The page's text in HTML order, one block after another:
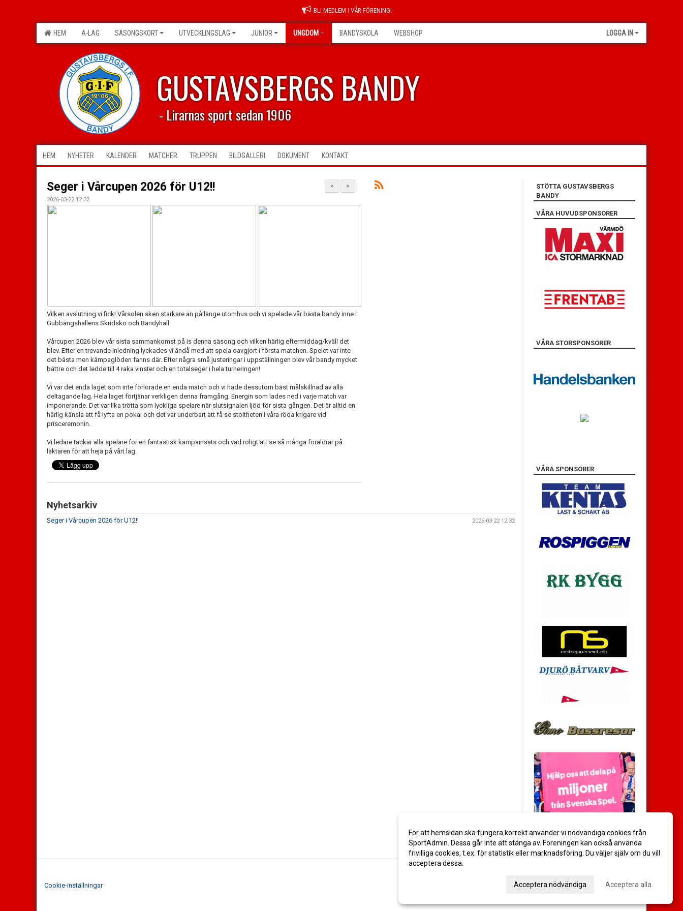
BLI MEDLEM I VÅR FÖRENING!
HEM A-LAG SÄSONGSKORT UTVECKLINGSLAG JUNIOR UNGDOM BANDYSKOLA WEBSHOP LOGGA IN
GUSTAVSBERGS BANDY
- Lirarnas sport sedan 1906
HEM NYHETER KALENDER MATCHER TRUPPEN BILDGALLERI DOKUMENT KONTAKT
>
<
Seger i Vårcupen 2026 för U12!!
2026-03-22 12:32
Vilken avslutning vi fick! Vårsolen sken starkare än på länge utomhus och vi spelade vår bästa bandy inne i
Gubbängshallens Skridsko och Bandyhall.
Vårcupen 2026 blev vår sista sammankomst på is denna säsong och vilken härlig eftermiddag/kväll det
blev. Efter en trevande inledning lyckades vi ändå med att spela oavgjort i första matchen. Spelet var inte
det bästa men kämpaglöden fanns där. Efter några små justeringar i uppställningen blev vår bandy mycket
bättre och det ledde till 4 raka vinster och en totalseger i hela turneringen!
Vi var det enda laget som inte förlorade en enda match och vi hade dessutom bäst målskillnad av alla
deltagande lag. Hela laget förtjänar verkligen denna framgång. Energin som lades ned i varje match var
imponerande. Det var lika trötta som lyckliga spelare när slutsignalen ljöd för sista gången. Det är alltid en
härlig känsla att få lyfta en pokal och det var underbart att få se stoltheten i våra röda krigare vid
prisceremonin.
Vi ledare tackar alla spelare för en fantastisk kämpainsats och vad roligt att se så många föräldrar på
läktaren för att heja på vårt lag.
Nyhetsarkiv
Seger i Vårcupen 2026 för U12!! 2026-03-22 12:32
STÖTTA GUSTAVSBERGS
BANDY
VÅRA HUVUDSPONSORER
VÅRA STORSPONSORER
VÅRA SPONSORER
Cookie-inställningar
För att hemsidan ska fungera korrekt använder vi nödvändiga cookies från
SportAdmin. Dessa går inte att stänga av. Föreningen kan också använda
frivilliga cookies, t.ex. för statistik eller marknadsföring. Du väljer själv om du vill
acceptera dessa.
Acceptera nödvändiga Acceptera alla